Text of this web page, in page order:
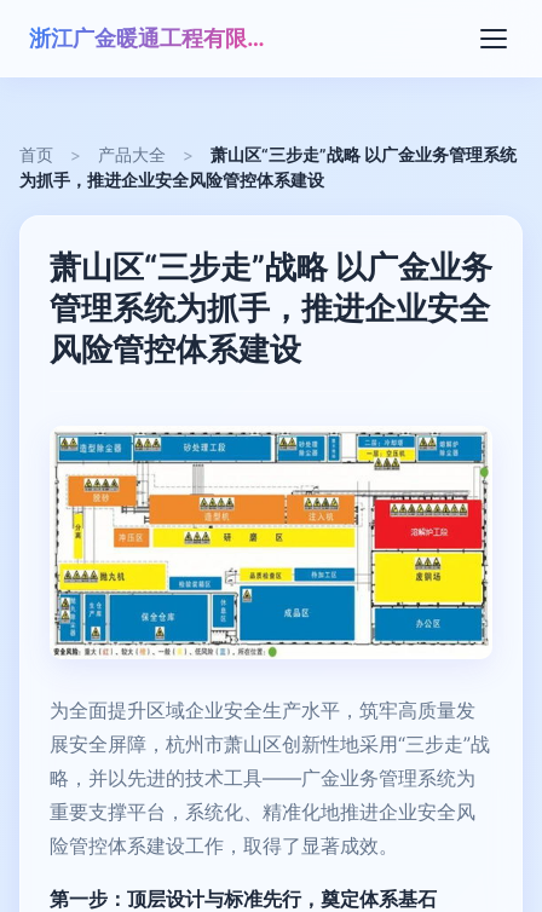
浙江广金暖通工程有限公司
首页 > 产品大全 >
萧山区“三步走”战略 以广金业务管理系统
为抓手，推进企业安全风险管控体系建设
萧山区“三步走”战略 以广金业务
管理系统为抓手，推进企业安全
风险管控体系建设
为全面提升区域企业安全生产水平，筑牢高质量发
展安全屏障，杭州市萧山区创新性地采用“三步走”战
略，并以先进的技术工具——广金业务管理系统为
重要支撑平台，系统化、精准化地推进企业安全风
险管控体系建设工作，取得了显著成效。
第一步：顶层设计与标准先行，奠定体系基石